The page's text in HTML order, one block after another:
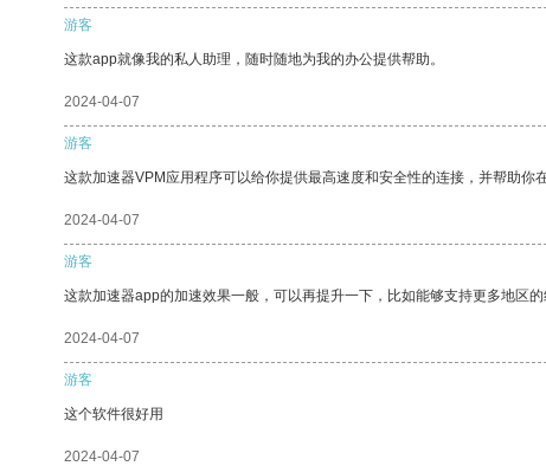
游客
这款app就像我的私人助理，随时随地为我的办公提供帮助。
2024-04-07
游客
这款加速器VPM应用程序可以给你提供最高速度和安全性的连接，并帮助你
2024-04-07
游客
这款加速器app的加速效果一般，可以再提升一下，比如能够支持更多地区的
2024-04-07
游客
这个软件很好用
2024-04-07